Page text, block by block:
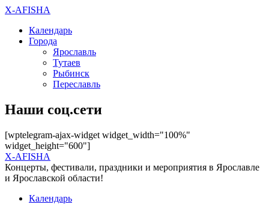
X-AFISHA
Календарь
Города
Ярославль
Тутаев
Рыбинск
Переславль
Наши соц.сети
[wptelegram-ajax-widget widget_width="100%"
widget_height="600"]
X-AFISHA
Концерты, фестивали, праздники и мероприятия в Ярославле
и Ярославской области!
Календарь